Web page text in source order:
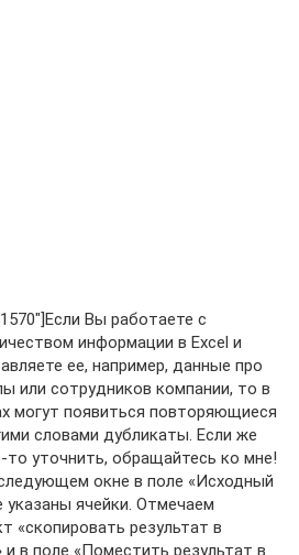
Вы работаете с
информации в Excel и
ее, например, данные про
или сотрудников компании, то в
могут появиться повторяющиеся
словами дубликаты. Если же
то уточнить, обращайтесь ко мне!
окне в поле «Исходный
указаны ячейки. Отмечаем
«скопировать результат в
и в поле «Поместить результат в